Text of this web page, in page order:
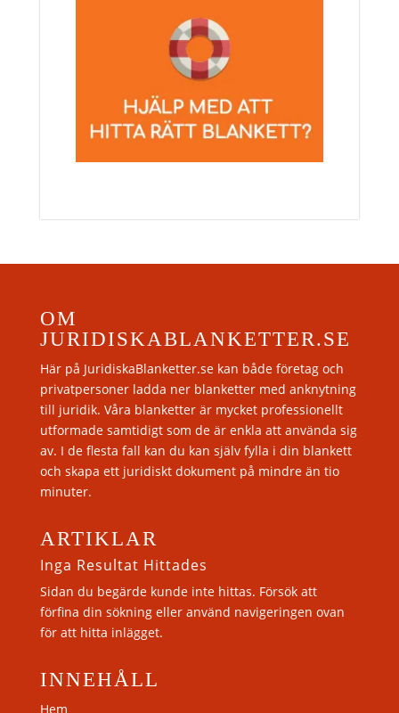
OM
JURIDISKABLANKETTER.SE
Här på JuridiskaBlanketter.se kan både företag och
privatpersoner ladda ner blanketter med anknytning
till juridik. Våra blanketter är mycket professionellt
utformade samtidigt som de är enkla att använda sig
av. I de flesta fall kan du kan själv fylla i din blankett
och skapa ett juridiskt dokument på mindre än tio
minuter.
ARTIKLAR
Inga Resultat Hittades
Sidan du begärde kunde inte hittas. Försök att
förfina din sökning eller använd navigeringen ovan
för att hitta inlägget.
INNEHÅLL
Hem